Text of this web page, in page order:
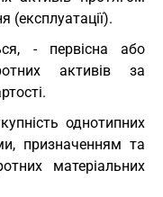
(експлуатації).
- первісна або
активів за
однотипних
призначенням та
матеріальних